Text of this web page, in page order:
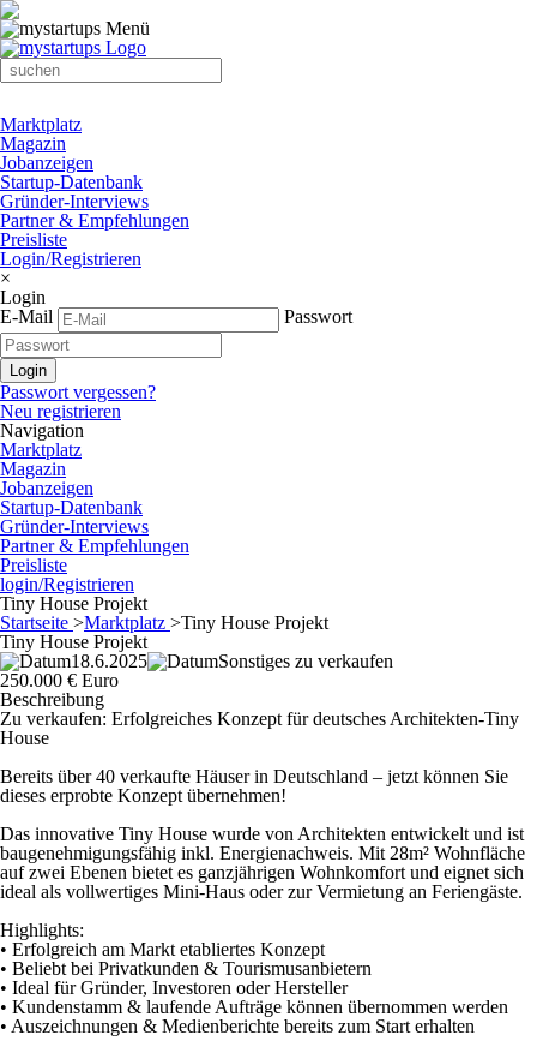
Marktplatz
Magazin
Jobanzeigen
Startup-Datenbank
Gründer-Interviews
Partner & Empfehlungen
Preisliste
Login/Registrieren
×
Login
E-Mail
Passwort
Passwort vergessen?
Neu registrieren
Navigation
Marktplatz
Magazin
Jobanzeigen
Startup-Datenbank
Gründer-Interviews
Partner & Empfehlungen
Preisliste
login/Registrieren
Tiny House Projekt
Startseite >Marktplatz >Tiny House Projekt
Tiny House Projekt
18.6.2025
Sonstiges zu verkaufen
250.000 € Euro
Beschreibung
Zu verkaufen: Erfolgreiches Konzept für deutsches Architekten-Tiny
House
Bereits über 40 verkaufte Häuser in Deutschland – jetzt können Sie
dieses erprobte Konzept übernehmen!
Das innovative Tiny House wurde von Architekten entwickelt und ist
baugenehmigungsfähig inkl. Energienachweis. Mit 28m² Wohnfläche
auf zwei Ebenen bietet es ganzjährigen Wohnkomfort und eignet sich
ideal als vollwertiges Mini-Haus oder zur Vermietung an Feriengäste.
Highlights:
• Erfolgreich am Markt etabliertes Konzept
• Beliebt bei Privatkunden & Tourismusanbietern
• Ideal für Gründer, Investoren oder Hersteller
• Kundenstamm & laufende Aufträge können übernommen werden
• Auszeichnungen & Medienberichte bereits zum Start erhalten